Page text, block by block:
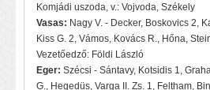
Komjádi uszoda, v.: Vojvoda, Székely
Vasas: Nagy V. - Decker, Boskovics 2,
Kiss G. 2, Vámos, Kovács R., Hőna,
Vezetőedző: Földi László
Eger: Szécsi - Sántavy, Kotsidis 1,
G., Hegedüs, Varga II. Zs. 1, Feltham,